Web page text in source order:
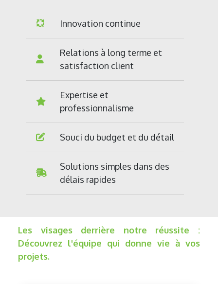
Innovation continue
Relations à long terme et
satisfaction client
Expertise et
professionnalisme
Souci du budget et du détail
Solutions simples dans des
délais rapides
Les visages derrière notre réussite :
Découvrez l'équipe qui donne vie à vos
projets.